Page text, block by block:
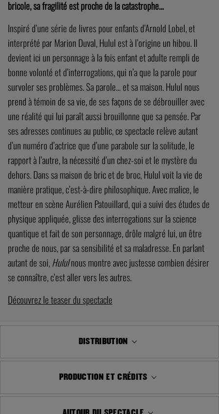
À peine Hulul apparaît-il sur le plateau qu’il s’adresse à vous
sans hésitation ! Et vous dit ce qui lui passe par la tête. Plus il
se raconte, plus ses pensées prennent de l’ampleur. Et comme il
a construit sa chambre-maison avec un sens évident de la
bricole, sa fragilité est proche de la catastrophe…
Inspiré d’une série de livres pour enfants d’Arnold Lobel, et
interprété par Marion Duval, Hulul est à l’origine un hibou. Il
devient ici un personnage à la fois enfant et adulte rempli de
bonne volonté et d’interrogations, qui n’a que la parole pour
survoler ses problèmes. Sa parole… et sa maison. Hulul nous
prend à témoin de sa vie, de ses façons de se débrouiller avec
une réalité qui lui paraît aussi brouillonne que sa pensée. Par
ses adresses continues au public, ce spectacle relève autant
d’un numéro d’actrice que d’une parabole sur la solitude, le
rapport à l’autre, la nécessité d’un chez-soi et le mystère du
dehors. Dans sa maison de bric et de broc, Hulul voit la vie de
manière pratique, c’est-à-dire philosophique. Avec malice, le
metteur en scène Aurélien Patouillard, qui a suivi des études de
physique appliquée, glisse des interrogations sur la science
quantique et fait de son personnage, drôle malgré lui, un être
autant de soi,Hululnous montre avec justesse combien désirer
se connaître, c’est aller vers les autres.
DISTRIBUTION